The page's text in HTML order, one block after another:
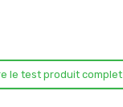
le test produit complet